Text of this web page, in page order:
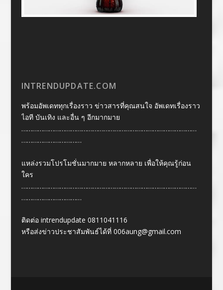
INTRENDUPDATE.COM
พร้อมอัพเดททุกเรื่องราว ข่าวสารที่คุณสนใจ อัพเดทเรื่องราว
ไอที บันเทิง และอื่น ๆ อีกมากมาย
……………………………………………………………………………………
……………………………
แหล่งรวมโปรโมชั่นมากมาย หลากหลาย เพื่อให้คุณรู้ก่อน
ใคร
……………………………………………………………………………………
……………………………
ติดต่อ intrendupdate 0811041116
หรือส่งข่าวประชาสัมพันธ์ได้ที่ 006aung@gmail.com